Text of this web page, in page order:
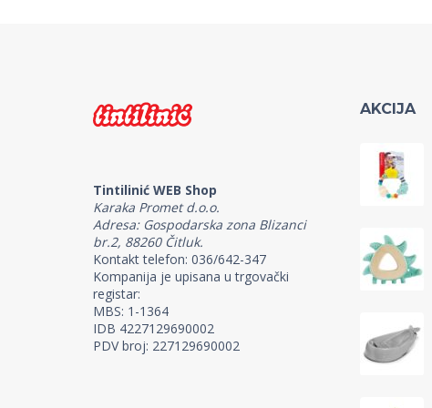
Tintilinić WEB Shop
Karaka Promet d.o.o.
Adresa: Gospodarska zona Blizanci
br.2, 88260 Čitluk.
Kontakt telefon: 036/642-347
Kompanija je upisana u trgovački
registar:
MBS: 1-1364
IDB 4227129690002
PDV broj: 227129690002
AKCIJA